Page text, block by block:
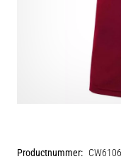
Productnummer: